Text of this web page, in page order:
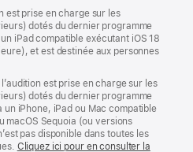
est prise en charge sur les
dotés du dernier programme
iPad compatible exécutant iOS 18
et est destinée aux personnes
est prise en charge sur les
dotés du dernier programme
un iPhone, iPad ou Mac compatible
macOS Sequoia (ou versions
pas disponible dans toutes les
Cliquez ici pour en consulter la